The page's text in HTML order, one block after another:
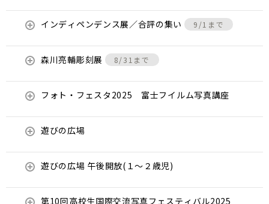
インディペンデンス展／合評の集い 9/1まで
森川亮輔彫刻展 8/31まで
フォト・フェスタ2025 富士フイルム写真講座
遊びの広場
遊びの広場 午後開放(１～２歳児)
第10回高校生国際交流写真フェスティバル2025